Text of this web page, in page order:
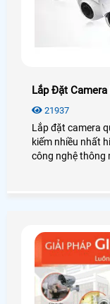
Lắp Đặt
21937
Lắp đặt camera
kiếm nhiều nhất
công nghệ thông